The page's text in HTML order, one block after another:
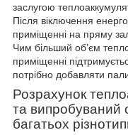
заслугою
Після віключення
приміщенні на пряму
Чим більший об’єм
приміщенні
потрібно добавляти
Розрахунок
та випробуваний
багатьох